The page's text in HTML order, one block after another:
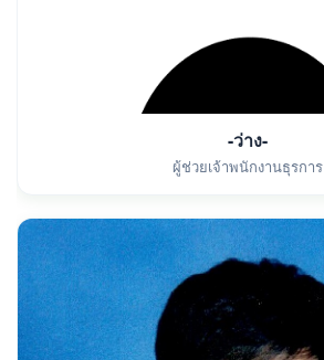
-ว่าง-
ผู้ช่วยเจ้าพนักงานธุรการ